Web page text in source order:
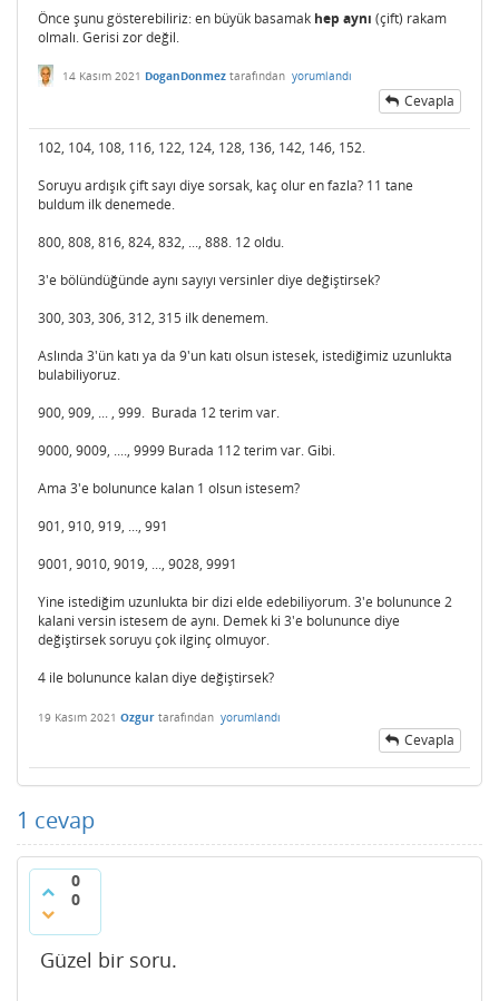
Önce şunu gösterebiliriz: en büyük basamak hep aynı (çift) rakam
olmalı. Gerisi zor değil.
14 Kasım 2021 DoganDonmez tarafından yorumlandı
Cevapla
102, 104, 108, 116, 122, 124, 128, 136, 142, 146, 152.
Soruyu ardışık çift sayı diye sorsak, kaç olur en fazla? 11 tane
buldum ilk denemede.
800, 808, 816, 824, 832, ..., 888. 12 oldu.
3'e bölündüğünde aynı sayıyı versinler diye değiştirsek?
300, 303, 306, 312, 315 ilk denemem.
Aslında 3'ün katı ya da 9'un katı olsun istesek, istediğimiz uzunlukta
bulabiliyoruz.
900, 909, ... , 999. Burada 12 terim var.
9000, 9009, ...., 9999 Burada 112 terim var. Gibi.
Ama 3'e bolununce kalan 1 olsun istesem?
901, 910, 919, ..., 991
9001, 9010, 9019, ..., 9028, 9991
Yine istediğim uzunlukta bir dizi elde edebiliyorum. 3'e bolununce 2
kalani versin istesem de aynı. Demek ki 3'e bolununce diye
değiştirsek soruyu çok ilginç olmuyor.
4 ile bolununce kalan diye değiştirsek?
19 Kasım 2021 Ozgur tarafından yorumlandı
Cevapla
1 cevap
0
0
Güzel bir soru.